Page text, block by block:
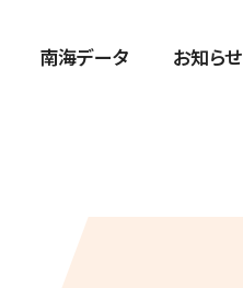
南海データ お知らせ